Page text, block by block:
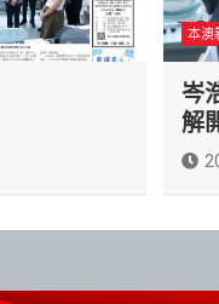
本澳
岑
解